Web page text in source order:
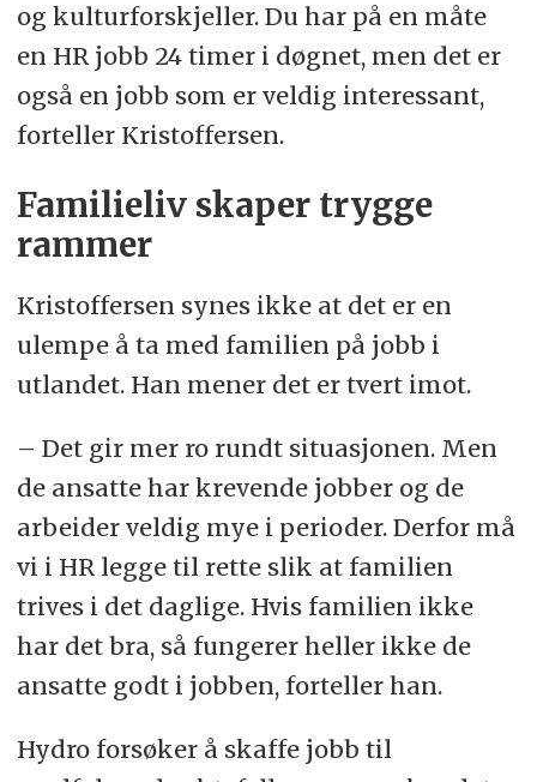
og kulturforskjeller. Du har på en måte
en HR jobb 24 timer i døgnet, men det er
også en jobb som er veldig interessant,
forteller Kristoffersen.
Familieliv skaper trygge
rammer
Kristoffersen synes ikke at det er en
ulempe å ta med familien på jobb i
utlandet. Han mener det er tvert imot.
– Det gir mer ro rundt situasjonen. Men
de ansatte har krevende jobber og de
arbeider veldig mye i perioder. Derfor må
vi i HR legge til rette slik at familien
trives i det daglige. Hvis familien ikke
har det bra, så fungerer heller ikke de
ansatte godt i jobben, forteller han.
Hydro forsøker å skaffe jobb til